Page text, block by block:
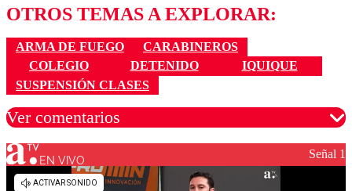
OTROS TEMAS A EXPLORAR:
ARMA DE FUEGO
CARABINEROS
COLEGIO
DETENIDO
IQUIQUE
SUSPENSIÓN CLASES
Ver comentarios
Los comentarios son moderados para garantizar un
diálogo respetuoso.
EN VIVO Señal 1